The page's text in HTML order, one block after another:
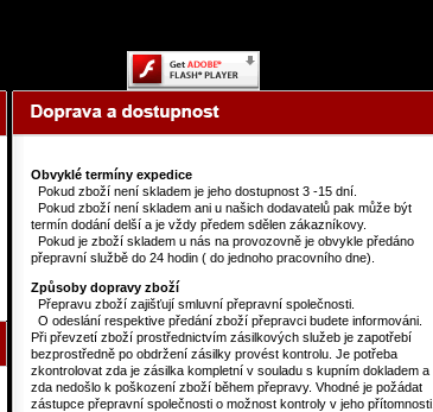
Obvyklé termíny expedice
Pokud zboží není skladem je jeho dostupnost 3 -15 dní.
Pokud zboží není skladem ani u našich dodavatelů pak může být
termín dodání delší a je vždy předem sdělen zákazníkovy.
Pokud je zboží skladem u nás na provozovně je obvykle předáno
přepravní službě do 24 hodin ( do jednoho pracovního dne).
Způsoby dopravy zboží
Přepravu zboží zajišťují smluvní přepravní společnosti.
O odeslání respektive předání zboží přepravci budete informováni.
Při převzetí zboží prostřednictvím zásilkových služeb je zapotřebí
bezprostředně po obdržení zásilky provést kontrolu. Je potřeba
zkontrolovat zda je zásilka kompletní v souladu s kupním dokladem a
zda nedošlo k poškození zboží během přepravy. Vhodné je požádat
zástupce přepravní společnosti o možnost kontroly v jeho přítomnosti.